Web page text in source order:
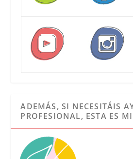
ADEMÁS, SI NECESITÁIS
PROFESIONAL, ESTA ES